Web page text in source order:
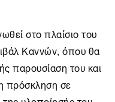
στο πλαίσιο του
Καννών, όπου θα
παρουσίαση του και
πρόσκληση σε